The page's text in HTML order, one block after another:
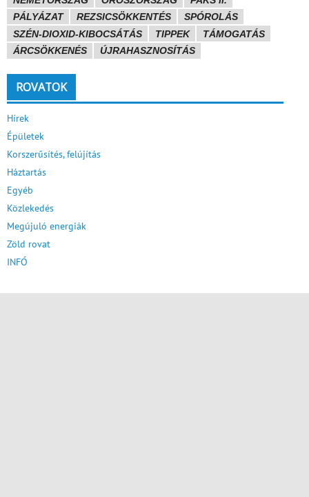
PÁLYÁZAT
REZSICSÖKKENTÉS
SPÓROLÁS
SZÉN-DIOXID-KIBOCSÁTÁS
TIPPEK
TÁMOGATÁS
ÁRCSÖKKENÉS
ÚJRAHASZNOSÍTÁS
ROVATOK
Hírek
Épületek
Korszerűsítés, felújítás
Háztartás
Egyéb
Közlekedés
Megújuló energiák
Zöld rovat
INFÓ